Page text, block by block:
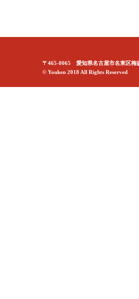
〒465-0065 愛知県名古屋市名東区
© Youken 2018 All Rights Reserved